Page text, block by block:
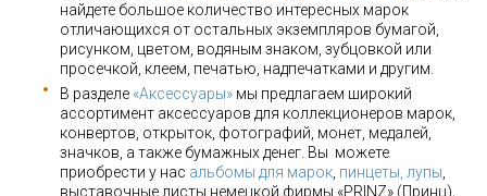
найдете большое количество интересных марок
отличающихся от остальных экземпляров бумагой,
рисунком, цветом, водяным знаком, зубцовкой или
просечкой, клеем, печатью, надпечатками и другим.
В разделе «Аксессуары» мы предлагаем широкий
ассортимент аксессуаров для коллекционеров марок,
конвертов, открыток, фотографий, монет, медалей,
значков, а также бумажных денег. Вы можете
приобрести у нас альбомы для марок пинцеты, лупы
выставочные листы немецкой фирмы «PRINZ» (Принц),